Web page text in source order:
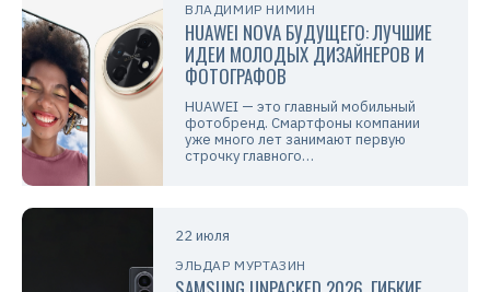
ВЛАДИМИР НИМИН
HUAWEI NOVA БУДУЩЕГО: ЛУЧШИЕ
ИДЕИ МОЛОДЫХ ДИЗАЙНЕРОВ И
ФОТОГРАФОВ
HUAWEI — это главный мобильный
фотобренд. Смартфоны компании
уже много лет занимают первую
строчку главного…
22 июля
ЭЛЬДАР МУРТАЗИН